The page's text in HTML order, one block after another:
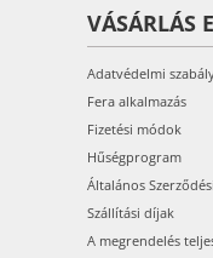
VÁSÁRLÁS
Adatvédelmi
Fera alkalmazás
Fizetési módok
Hűségprogram
Általános
Szállítási díjak
A megrendelés